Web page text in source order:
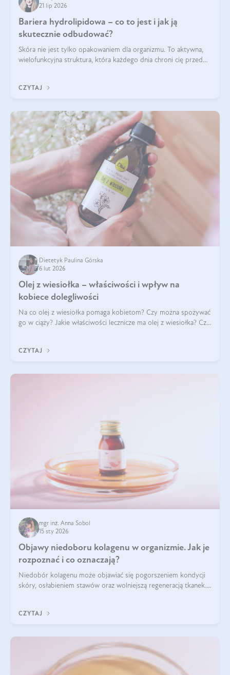
21 lip 2026
Bariera hydrolipidowa – co to jest i jak ją
skutecznie odbudować?
Skóra nie jest tylko opakowaniem dla organizmu. To aktywna,
wielofunkcyjna struktura, która każdego dnia chroni cię przed
bariera hydrolipidowa.
CZYTAJ
Dietetyk Paulina Górska
6 lut 2026
Olej z wiesiołka – właściwości i wpływ na
kobiece dolegliwości
Na co olej z wiesiołka pomaga kobietom? Czy można spożywać
go w ciąży? Jakie właściwości lecznicze ma olej z wiesiołka? Czy
CZYTAJ
mgr inż. Anna Sobol
15 sty 2026
Objawy niedoboru kolagenu w organizmie. Jak je
rozpoznać i co oznaczają?
Niedobór kolagenu może objawiać się pogorszeniem kondycji
skóry, osłabieniem stawów oraz wolniejszą regeneracją tkanek.
osłabienie włosów.
CZYTAJ